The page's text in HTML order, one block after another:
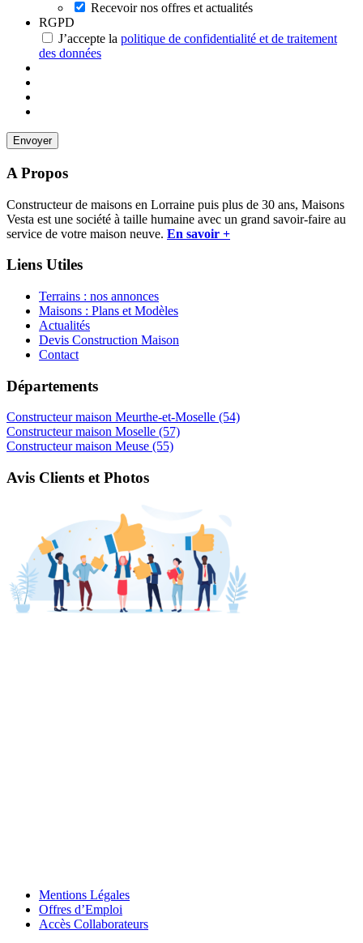
Recevoir nos offres et actualités
RGPD
J’accepte la politique de confidentialité et de traitement
des données
A Propos
Constructeur de maisons en Lorraine puis plus de 30 ans, Maisons
Vesta est une société à taille humaine avec un grand savoir-faire au
service de votre maison neuve. En savoir +
Liens Utiles
Terrains : nos annonces
Maisons : Plans et Modèles
Actualités
Devis Construction Maison
Contact
Départements
Constructeur maison Meurthe-et-Moselle (54)
Constructeur maison Moselle (57)
Constructeur maison Meuse (55)
Avis Clients et Photos
Mentions Légales
Offres d’Emploi
Accès Collaborateurs